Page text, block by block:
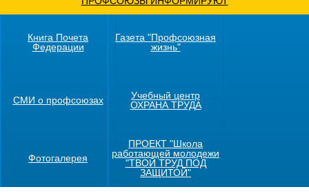
Книга Почета
Федерации
Газета "Профсоюзная
жизнь"
СМИ о профсоюзах
Учебный центр
ОХРАНА ТРУДА
Фотогалерея
ПРОЕКТ "Школа
работающей молодежи
"ТВОЙ ТРУД ПОД
ЗАЩИТОЙ"